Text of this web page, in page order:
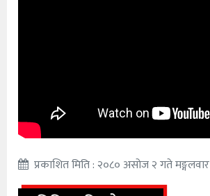
प्रकाशित मिति : २०८० असोज २ गते मङ्गलवार